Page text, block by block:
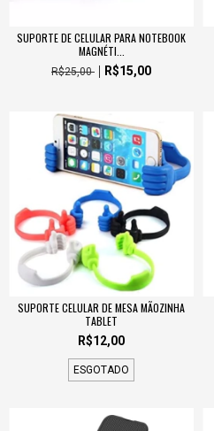
SUPORTE DE CELULAR PARA NOTEBOOK
MAGNÉTI...
R$25,00 R$15,00
SUPORTE CELULAR DE MESA MÃOZINHA
TABLET
R$12,00
ESGOTADO